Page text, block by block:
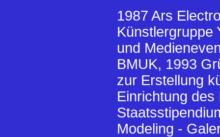
1987 Ars
Künstlergruppe
und
BMUK, 1993
zur Erstellung
Einrichtung
Modeling -